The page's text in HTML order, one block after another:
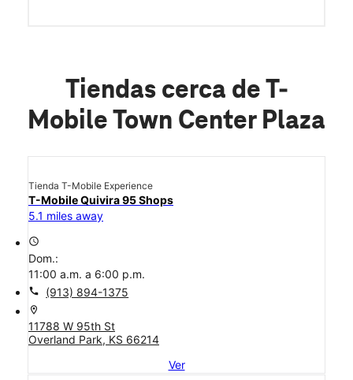
Tiendas cerca de T-
Mobile Town Center Plaza
Tienda T-Mobile Experience
T-Mobile Quivira 95 Shops
5.1 miles away
access_time
Dom.:
11:00 a.m. a 6:00 p.m.
call (913) 894-1375
location_on
11788 W 95th St
Overland Park, KS 66214
Ver